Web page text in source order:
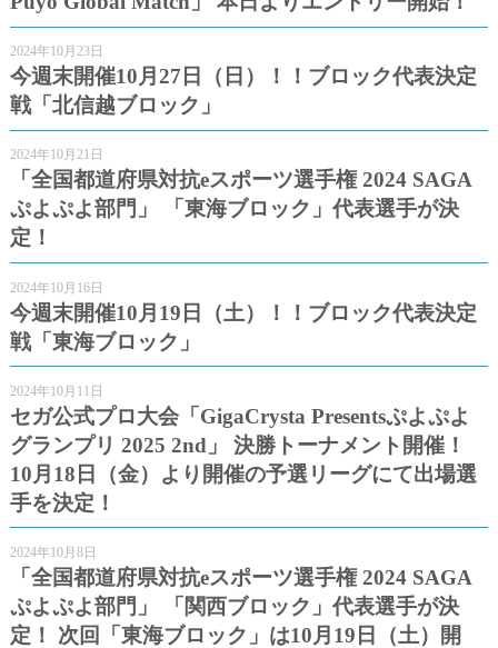
2024年10月23日
今週末開催10月27日（日）！！ブロック代表決定
戦「北信越ブロック」
2024年10月21日
「全国都道府県対抗eスポーツ選手権 2024 SAGA
ぷよぷよ部門」 「東海ブロック」代表選手が決
定！
2024年10月16日
今週末開催10月19日（土）！！ブロック代表決定
戦「東海ブロック」
2024年10月11日
セガ公式プロ大会「GigaCrysta Presentsぷよぷよ
グランプリ 2025 2nd」 決勝トーナメント開催！
10月18日（金）より開催の予選リーグにて出場選
手を決定！
2024年10月8日
「全国都道府県対抗eスポーツ選手権 2024 SAGA
ぷよぷよ部門」 「関西ブロック」代表選手が決
定！ 次回「東海ブロック」は10月19日（土）開